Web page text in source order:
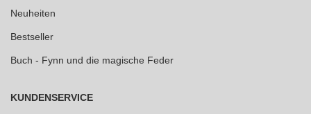
Neuheiten
Bestseller
Buch - Fynn und die magische Feder
KUNDENSERVICE